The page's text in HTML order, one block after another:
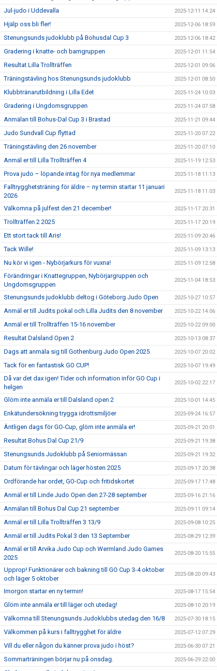
Jul-judo i Uddevalla 2025-12-11 14:24
Hjälp oss bli fler! 2025-12-06 18:59
Stenungsunds judoklubb på Bohusdal Cup 3 2025-12-06 18:42
Gradering i knatte- och barngruppen 2025-12-01 11:54
Resultat Lilla Trollträffen 2025-12-01 09:06
Träningstävling hos Stenungsunds judoklubb 2025-12-01 08:50
Klubbtränarutbildning i Lilla Edet 2025-11-24 10:03
Gradering i Ungdomsgruppen 2025-11-24 07:58
Anmälan till Bohus-Dal Cup 3 i Brastad 2025-11-21 09:44
Judo Sundvall Cup flyttad 2025-11-20 07:22
Träningstävling den 26 november 2025-11-20 07:10
Anmäl er till Lilla Trollträffen 4 2025-11-19 12:53
Prova judo – löpande intag för nya medlemmar 2025-11-18 11:13
Falltrygghetsträning för äldre – ny termin startar 11 januari
2026
2025-11-18 11:03
Välkomna på julfest den 21 december! 2025-11-17 20:31
Trollträffen 2 2025 2025-11-17 20:19
Ett stort tack till Aris! 2025-11-09 20:46
Tack Wille! 2025-11-09 13:13
Nu kör vi igen - Nybörjarkurs för vuxna! 2025-11-09 12:58
Förändringar i Knattegruppen, Nybörjargruppen och
Ungdomsgruppen
2025-11-04 18:53
Stenungsunds judoklubb deltog i Göteborg Judo Open 2025-10-27 10:57
Anmäl er till Judits pokal och Lilla Judits den 8 november 2025-10-22 14:06
Anmäl er till Trollträffen 15-16 november 2025-10-22 09:00
Resultat Dalsland Open 2 2025-10-13 08:37
Dags att anmäla sig till Gothenburg Judo Open 2025 2025-10-07 20:02
Tack för en fantastisk GO CUP! 2025-10-07 19:49
Då var det dax igen! Tider och information inför GO Cup i
helgen
2025-10-02 22:17
Glöm inte anmäla er till Dalsland open 2 2025-10-01 14:45
Enkätundersökning trygga idrottsmiljöer 2025-09-24 16:57
Äntligen dags för GO-Cup, glöm inte anmäla er! 2025-09-21 20:01
Resultat Bohus Dal Cup 21/9 2025-09-21 19:38
Stenungsunds Judoklubb på Seniormässan 2025-09-21 19:32
Datum för tävlingar och läger hösten 2025 2025-09-17 20:38
Ordförande har ordet, GO-Cup och fritidskortet 2025-09-17 17:48
Anmäl er till Linde Judo Open den 27-28 september 2025-09-16 21:16
Anmälan till Bohus Dal Cup 21 september 2025-09-11 09:14
Anmäl er till Lilla Trollträffen 3 13/9 2025-09-08 10:25
Anmäl er till Judits Pokal 3 den 13 September 2025-08-29 12:39
Anmäl er till Arvika Judo Cup och Wermland Judo Games
2025
2025-08-20 15:55
Upprop! Funktionärer och bakning till GO Cup 3-4 oktober
och läger 5 oktober
2025-08-20 09:43
Imorgon startar en ny termin! 2025-08-17 15:54
Glöm inte anmäla er till läger och utedag! 2025-08-10 20:19
Välkomna till Stenungsunds Judoklubbs utedag den 16/8 2025-07-30 18:15
Välkommen på kurs i falltrygghet för äldre 2025-07-12 07:29
Vill du eller någon du känner prova judo i höst? 2025-06-30 07:21
Sommarträningen börjar nu på onsdag. 2025-06-29 22:00